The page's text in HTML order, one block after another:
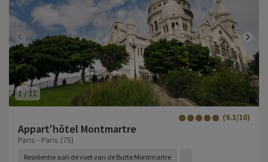
1/11
Appart'hôtel Montmartre
(9.3/10)
Paris - Paris (75)
Residentie aan de voet van de Butte Montmartre